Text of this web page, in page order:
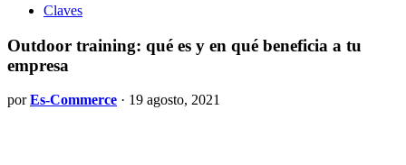
Claves
Outdoor training: qué es y en qué beneficia a tu
empresa
porEs-Commerce · 19 agosto, 2021